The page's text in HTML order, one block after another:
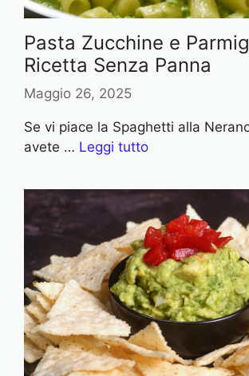
Pasta Zucchine e
Ricetta Senza Panna
Maggio 26, 2025
Se vi piace la Spaghetti alla
avete … Leggi tutto